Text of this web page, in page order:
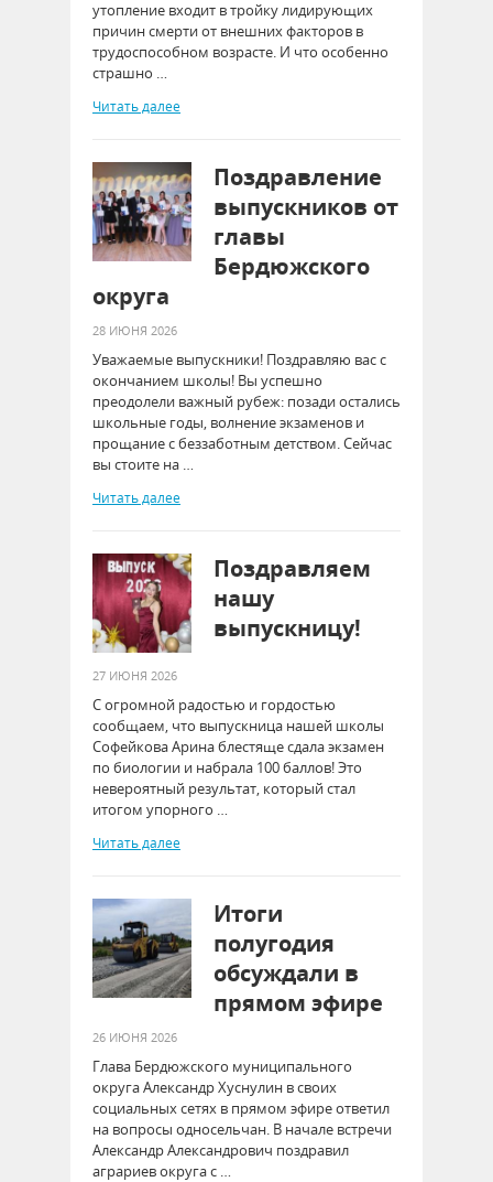
утопление входит в тройку лидирующих
причин смерти от внешних факторов в
трудоспособном возрасте. И что особенно
страшно …
Читать далее
Поздравление
выпускников от
главы
Бердюжского
округа
28 ИЮНЯ 2026
Уважаемые выпускники! Поздравляю вас с
окончанием школы! Вы успешно
преодолели важный рубеж: позади остались
школьные годы, волнение экзаменов и
прощание с беззаботным детством. Сейчас
вы стоите на …
Читать далее
Поздравляем
нашу
выпускницу!
27 ИЮНЯ 2026
С огромной радостью и гордостью
сообщаем, что выпускница нашей школы
Софейкова Арина блестяще сдала экзамен
по биологии и набрала 100 баллов! Это
невероятный результат, который стал
итогом упорного …
Читать далее
Итоги
полугодия
обсуждали в
прямом эфире
26 ИЮНЯ 2026
Глава Бердюжского муниципального
округа Александр Хуснулин в своих
социальных сетях в прямом эфире ответил
на вопросы односельчан. В начале встречи
Александр Александрович поздравил
аграриев округа с …